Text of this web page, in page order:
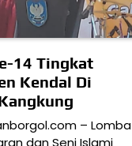
14 Tingkat
Kendal Di
– Lomba
dan Seni Islami